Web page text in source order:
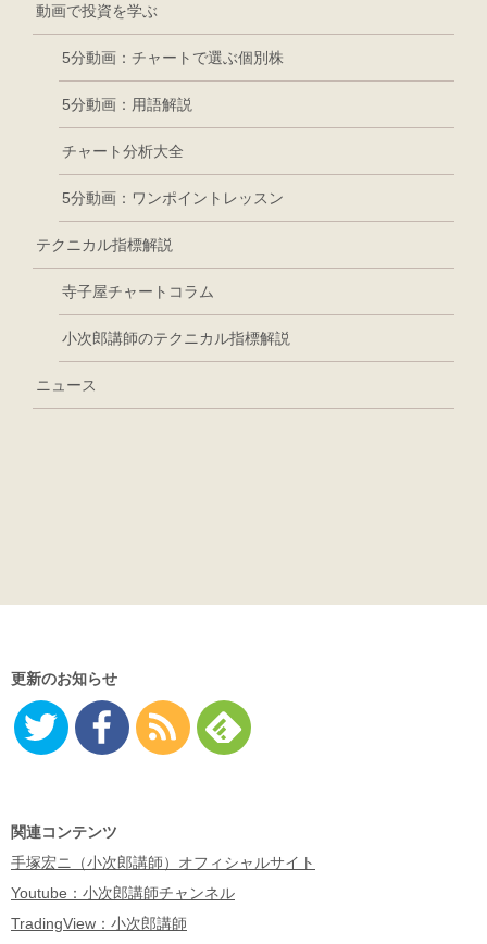
動画で投資を学ぶ
5分動画：チャートで選ぶ個別株
5分動画：用語解説
チャート分析大全
5分動画：ワンポイントレッスン
テクニカル指標解説
寺子屋チャートコラム
小次郎講師のテクニカル指標解説
ニュース
更新のお知らせ
関連コンテンツ
手塚宏ニ（小次郎講師）オフィシャルサイト
Youtube：小次郎講師チャンネル
TradingView：小次郎講師